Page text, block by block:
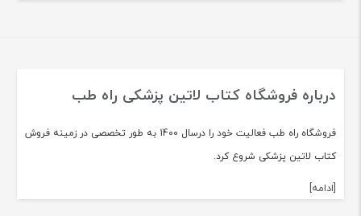
درباره فروشگاه کتاب لاتین پزشکی راه طب
فروشگاه راه طب فعالیت خود را درسال 1400 به طور تخصصی در زمینه فروش
کتاب لاتین پزشکی شروع کرد.
[ادامه]